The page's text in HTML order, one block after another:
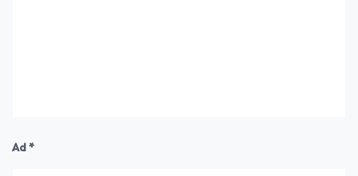
Ad*